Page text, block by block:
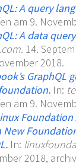
A query
am 9.
A data
14.
2018.
GraphQL
In:
am 9.
New
In:
2018,